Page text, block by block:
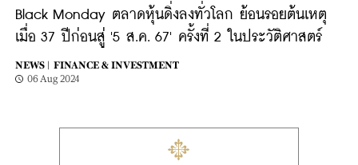
Black Monday ตลาดหุ้นดิ่งลงทั่วโลก ย้อนรอยต้นเหตุ
เมื่อ 37 ปีก่อนสู่ '5 ส.ค. 67' ครั้งที่ 2 ในประวัติศาสตร์
NEWS |
FINANCE & INVESTMENT
06 Aug 2024